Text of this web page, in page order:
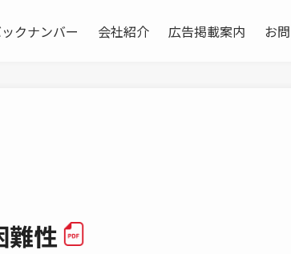
クナンバー 会社紹介 広告掲載案内 お
難性